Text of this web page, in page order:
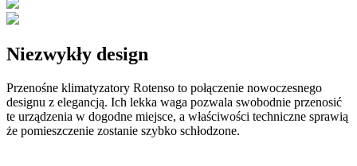
Niezwykły design
Przenośne klimatyzatory Rotenso to połączenie nowoczesnego
designu z elegancją. Ich lekka waga pozwala swobodnie przenosić
te urządzenia w dogodne miejsce, a właściwości techniczne sprawią
że pomieszczenie zostanie szybko schłodzone.